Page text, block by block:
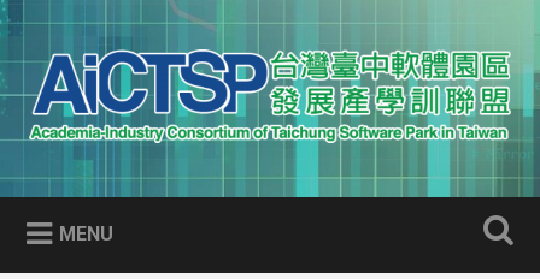
Skip
to
content
Search
AICTSP 台灣臺中軟體園區發展
產學訓聯盟
Academia-Industry Consortium of Taichung Software Park
in Taiwan
MENU